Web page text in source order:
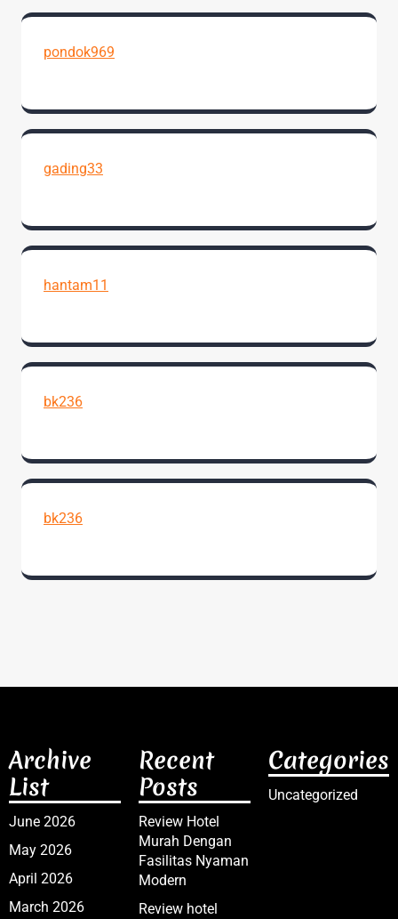
pondok969
gading33
hantam11
bk236
bk236
Archive
List
June 2026
May 2026
April 2026
March 2026
Recent
Posts
Review Hotel
Murah Dengan
Fasilitas Nyaman
Modern
Review hotel
Categories
Uncategorized